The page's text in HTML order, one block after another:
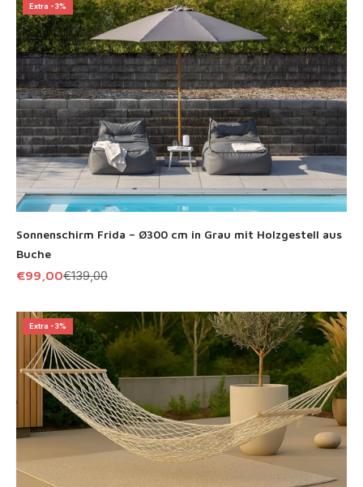
Extra -3%
Sonnenschirm Frida – Ø300 cm in Grau mit Holzgestell aus
Buche
Angebot
€99,00Regulärer Preis
€139,00
Extra -3%